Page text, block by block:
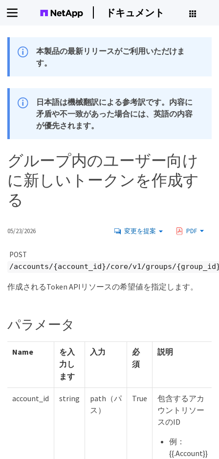
ドキュメント
本製品の最新リリースがご利用いただけま
す。
日本語は機械翻訳による参考訳です。内容に
矛盾や不一致があった場合には、英語の内容
が優先されます。
グループ内のユーザー向け
に新しいトークンを作成す
る
05/23/2026 変更を提案 PDF
POST
/accounts/{account_id}/core/v1/groups/
作成されるToken APIリソースの希望値を指定します。
パラメータ
Name
を入
力し
ます
入力
必
須
説明
account_id string
path（パ
ス）
True
包含するアカ
ウントリソー
スのID
例：
{{.Account}}